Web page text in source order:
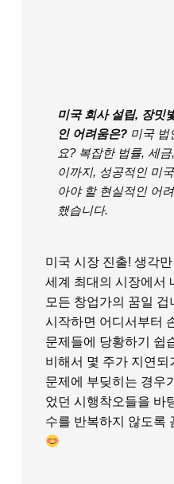
미국 회사 설립, 장밋
인 어려움은? 미국 법
요? 복잡한 법률, 세
이까지, 성공적인 미
아야 할 현실적인 어
했습니다.
미국 시장 진출! 생각
세계 최대의 시장에서
모든 창업가의 꿈일
시작하면 어디서부터
문제들에 당황하기 쉽
비해서 몇 주가 지연
문제에 부딪히는 경우
었던 시행착오들을 바
수를 반복하지 않도록